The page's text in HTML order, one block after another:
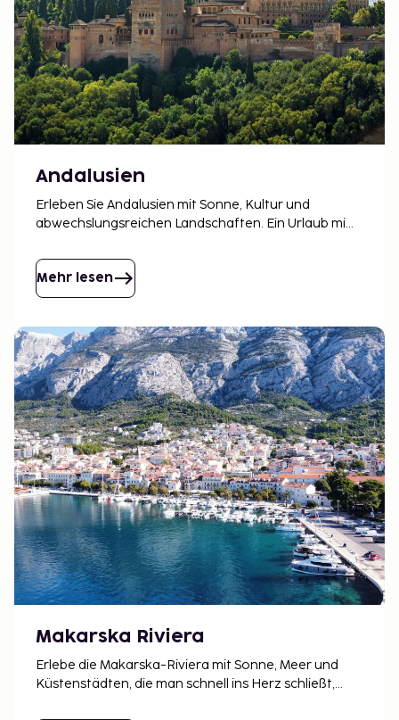
Andalusien
Erleben Sie Andalusien mit Sonne, Kultur und
abwechslungsreichen Landschaften. Ein Urlaub mit
südspanischem Tempo.
Mehr lesen
Makarska Riviera
Erlebe die Makarska-Riviera mit Sonne, Meer und
Küstenstädten, die man schnell ins Herz schließt,